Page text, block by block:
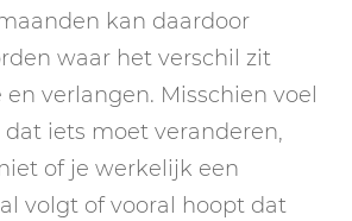
kan daardoor
waar het verschil zit
verlangen. Misschien voel
iets moet veranderen,
of je werkelijk een
volgt of vooral hoopt dat